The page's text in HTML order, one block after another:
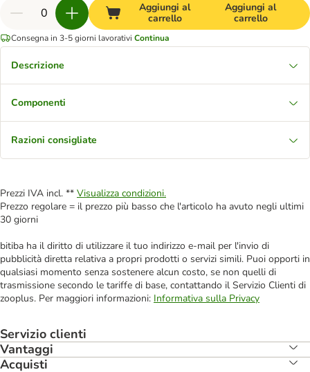
Aggiungi al
carrello
Aggiungi al
carrello
Consegna in 3-5 giorni lavorativi Continua
Descrizione
Componenti
Razioni consigliate
Prezzi IVA incl. ** Visualizza condizioni.
Prezzo regolare = il prezzo più basso che l'articolo ha avuto negli ultimi
30 giorni
bitiba ha il diritto di utilizzare il tuo indirizzo e-mail per l'invio di
pubblicità diretta relativa a propri prodotti o servizi simili. Puoi opporti in
qualsiasi momento senza sostenere alcun costo, se non quelli di
trasmissione secondo le tariffe di base, contattando il Servizio Clienti di
zooplus. Per maggiori informazioni: Informativa sulla Privacy
Servizio clienti
Vantaggi
Acquisti